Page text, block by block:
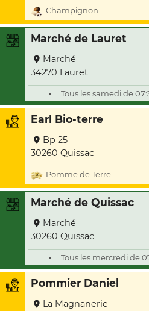
Champignon
Marché de Lauret
Marché
34270 Lauret
Tous les samedi de
Earl Bio-terre
Bp 25
30260 Quissac
Pomme de Terre
Marché de Quissac
Marché
30260 Quissac
Tous les mercredi de
Pommier Daniel
La Magnanerie